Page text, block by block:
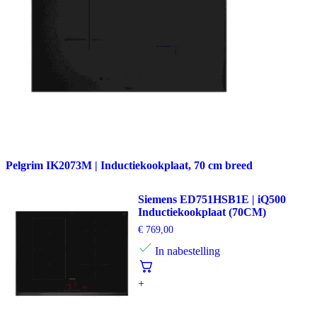
Pelgrim IK2073M | Inductiekookplaat, 70 cm breed
Siemens ED751HSB1E | iQ500
Inductiekookplaat (70CM)
€769,00
In nabestelling
+